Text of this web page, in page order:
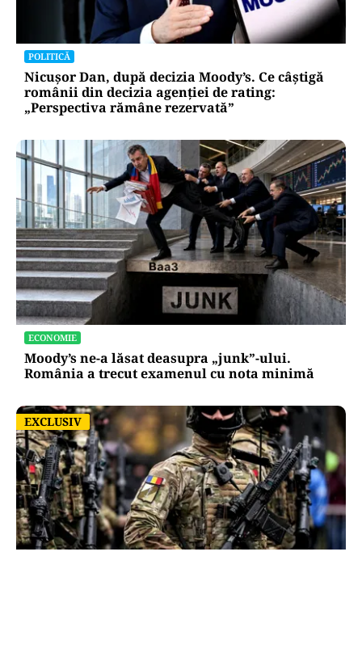
POLITICĂ
Nicușor Dan, după decizia Moody’s. Ce câștigă
românii din decizia agenției de rating:
„Perspectiva rămâne rezervată”
ECONOMIE
Moody’s ne-a lăsat deasupra „junk”-ului.
România a trecut examenul cu nota minimă
EXCLUSIV
EXCLUSIV